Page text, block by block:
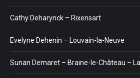
Cathy Deharynck – Rixensart
Evelyne Dehenin – Louvain-la-Neuve
Sunan Demaret – Braine-le-Château –